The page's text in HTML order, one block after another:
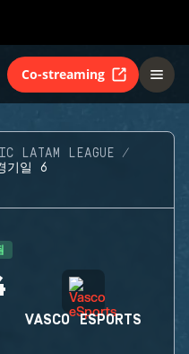
Co-streaming
LATAM LEAGUE
기일 6
VASCO ESPORTS